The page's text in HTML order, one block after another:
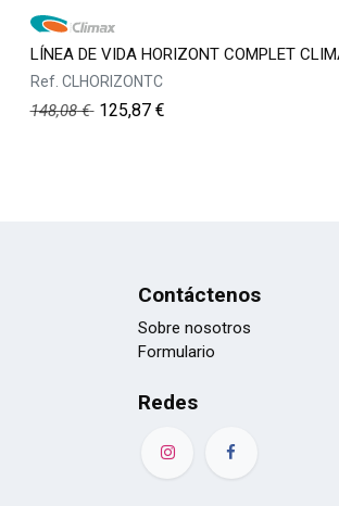
LÍNEA DE VIDA HORIZONT COMPLET
Ref. CLHORIZONTC
148,08€ 125,87€
Contáctenos
Sobre nosotros
Formulario
Redes